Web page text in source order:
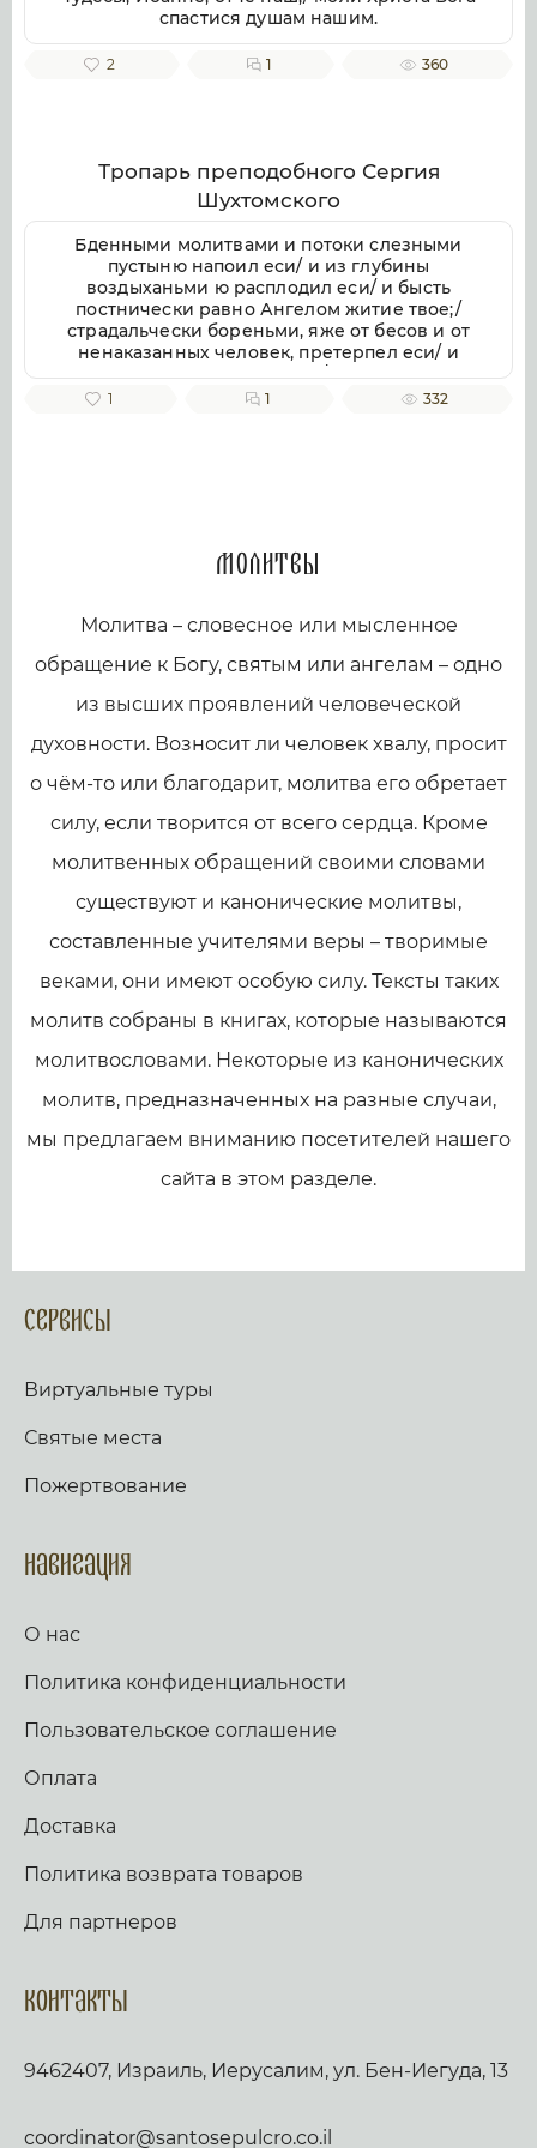
спастися душам нашим.
2 1 360
Тропарь преподобного Сергия
Шухтомского
Бденными молитвами и потоки слезными
пустыню напоил еси/ и из глубины
воздыханьми ю расплодил еси/ и бысть
постнически равно Ангелом житие твое;/
страдальчески бореньми, яже от бесов и от
ненаказанных человек, претерпел еси/ и
Ангелом собеседник явися,/ Божественнаго
винограда насеятель быв;/ и, оставив
1 1 332
Молитвы
Молитва – словесное или мысленное
обращение к Богу, святым или ангелам – одно
из высших проявлений человеческой
духовности. Возносит ли человек хвалу, просит
о чём-то или благодарит, молитва его обретает
силу, если творится от всего сердца. Кроме
молитвенных обращений своими словами
существуют и канонические молитвы,
составленные учителями веры – творимые
веками, они имеют особую силу. Тексты таких
молитв собраны в книгах, которые называются
молитвословами. Некоторые из канонических
молитв, предназначенных на разные случаи,
мы предлагаем вниманию посетителей нашего
сайта в этом разделе.
Сервисы
Виртуальные туры
Святые места
Пожертвование
Навигация
О нас
Политика конфиденциальности
Пользовательское соглашение
Оплата
Доставка
Политика возврата товаров
Для партнеров
Контакты
9462407, Израиль, Иерусалим, ул. Бен-Иегуда, 13
coordinator@santosepulcro.co.il